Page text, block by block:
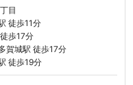
目
徒歩11分
歩17分
賀城駅 徒歩17分
徒歩19分